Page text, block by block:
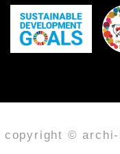
copyright ©